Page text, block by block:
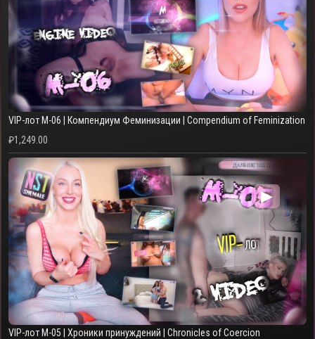
VIP-лот M-06 | Компендиум Феминизации | Compendium of Feminization
₽1,249.00
▶
VIP-лот M-05 | Хроники принуждений | Chronicles of Coercion